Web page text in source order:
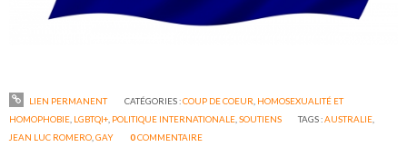
LIEN PERMANENT CATÉGORIES :COUP DE COEUR HOMOSEXUALITÉ ET
HOMOPHOBIE LGBTQI+ POLITIQUE INTERNATIONALE ,SOUTIENS TAGS :AUSTRALIE
JEAN LUC ROMERO ,GAY 0COMMENTAIRE